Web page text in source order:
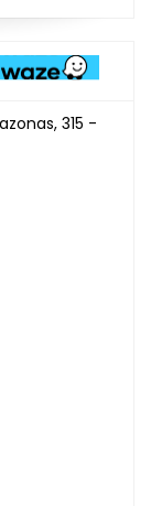
315 -